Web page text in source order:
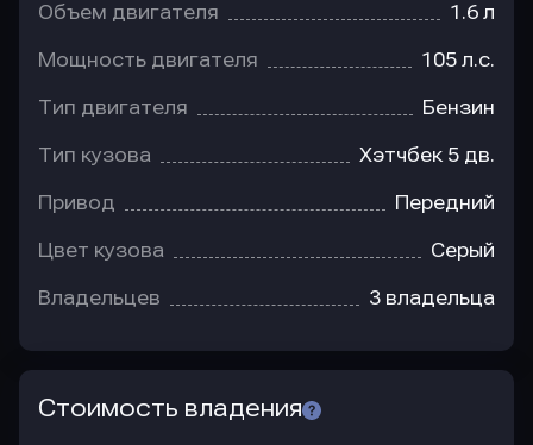
Объем двигателя 1.6 л
Мощность двигателя 105 л.с.
Тип двигателя Бензин
Тип кузова Хэтчбек 5 дв.
Привод Передний
Цвет кузова Серый
Владельцев 3 владельца
Стоимость владения